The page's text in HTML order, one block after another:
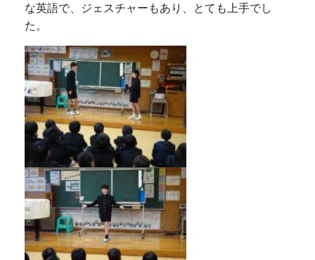
な英語で、ジェスチャーもあり、とても上手でし
た。